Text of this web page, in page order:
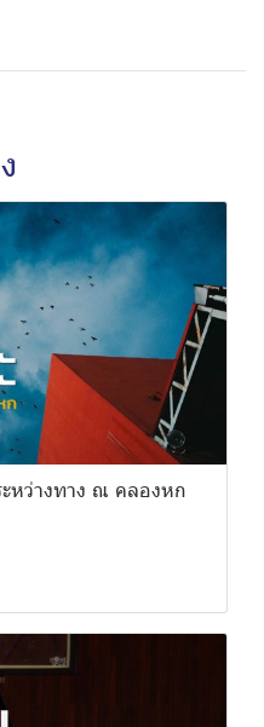
ะหว่างทาง ณ คลองหก